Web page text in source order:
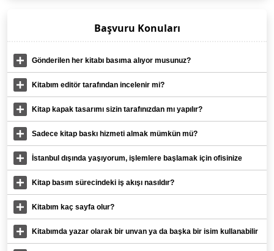
Başvuru Konuları
Gönderilen her kitabı basıma alıyor musunuz?
Kitabım editör tarafından incelenir mi?
Kitap kapak tasarımı sizin tarafınızdan mı yapılır?
Sadece kitap baskı hizmeti almak mümkün mü?
İstanbul dışında yaşıyorum, işlemlere başlamak için ofisinize
gelmem gerekir mi?
Kitap basım sürecindeki iş akışı nasıldır?
Kitabım kaç sayfa olur?
Kitabımda yazar olarak bir unvan ya da başka bir isim kullanabilir